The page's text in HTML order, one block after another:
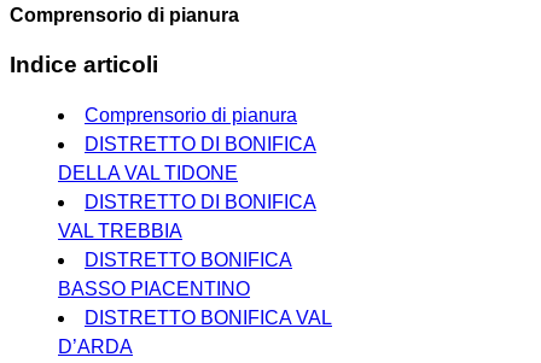
Comprensorio di pianura
Indice articoli
Comprensorio di pianura
DISTRETTO DI BONIFICA
DELLA VAL TIDONE
DISTRETTO DI BONIFICA
VAL TREBBIA
DISTRETTO BONIFICA
BASSO PIACENTINO
DISTRETTO BONIFICA VAL
D’ARDA